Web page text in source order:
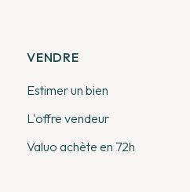
VENDRE
Estimer un bien
L'offre vendeur
Valuo achète en 72h